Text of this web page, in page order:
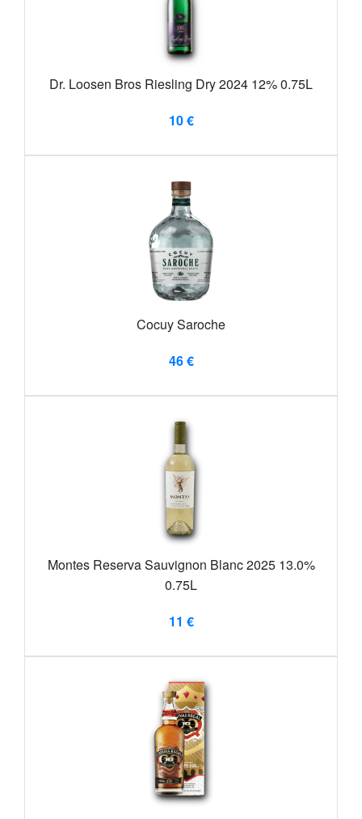
Dr. Loosen Bros Riesling Dry 2024 12% 0.75L
10 €
Cocuy Saroche
46 €
Montes Reserva Sauvignon Blanc 2025 13.0%
0.75L
11 €